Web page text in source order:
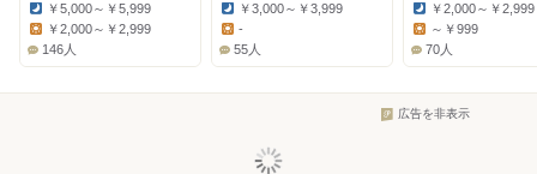
Dinner:
￥5,000～￥5,999
￥2,000～￥2,999
146人
Dinner:
￥3,000～￥3,999
Lunch:
-
55人
Dinner:
￥2,000～￥2,999
Lunch:
～￥999
70人
広告を非表示